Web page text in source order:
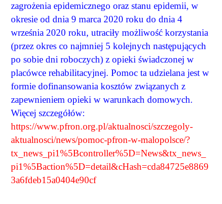
zagrożenia epidemicznego oraz stanu epidemii, w
okresie od dnia 9 marca 2020 roku do dnia 4
września 2020 roku, utraciły możliwość korzystania
(przez okres co najmniej 5 kolejnych następujących
po sobie dni roboczych) z opieki świadczonej w
placówce rehabilitacyjnej. Pomoc ta udzielana jest w
formie dofinansowania kosztów związanych z
zapewnieniem opieki w warunkach domowych.
Więcej szczegółów:
https://www.pfron.org.pl/aktualnosci/szczegoly-
aktualnosci/news/pomoc-pfron-w-malopolsce/?
tx_news_pi1%5Bcontroller%5D=News&tx_news_
pi1%5Baction%5D=detail&cHash=cda84725e8869
3a6fdeb15a0404e90cf